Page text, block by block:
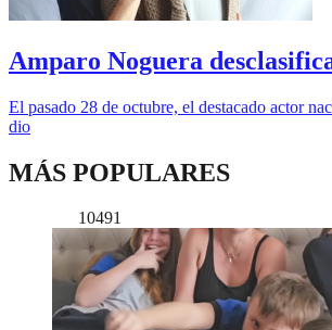
Amparo Noguera
El pasado 28 de octubre, el destacado actor
dio
MÁS POPULARES
10491